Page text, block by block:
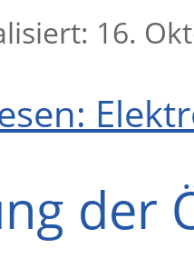
16.
der